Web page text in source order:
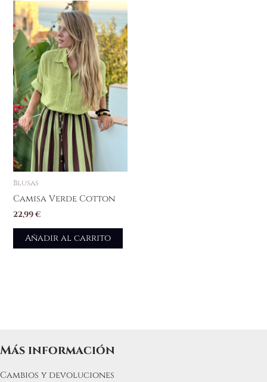
Blusas
Camisa Verde Cotton
22,99€
Añadir al carrito
Más información
Cambios y devoluciones